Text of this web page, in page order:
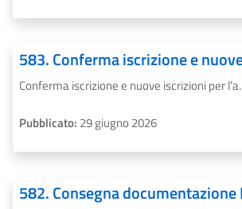
Conferma iscrizione e nuove iscrizioni per l’a.
Pubblicato: 29 giugno 2026